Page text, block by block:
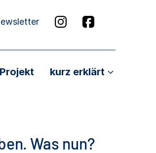
kurz erklärt
Was nun?